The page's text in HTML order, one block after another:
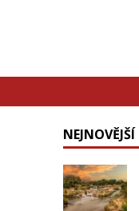
NEJNOVĚJŠÍ